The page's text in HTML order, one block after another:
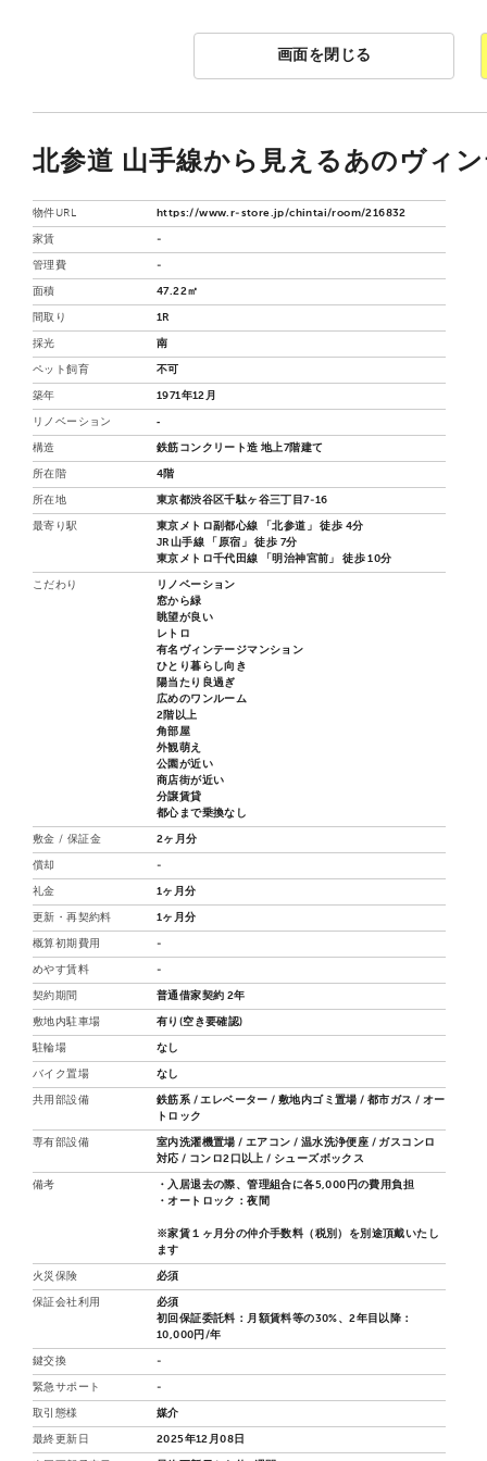
画面を閉じる
北参道 山手線から見えるあのヴィ
物件URL https://www.r-store.jp/chintai/room/216832
家賃 -
管理費 -
面積 47.22㎡
間取り 1R
採光 南
ペット飼育 不可
築年 1971年12月
リノベーション ‐
構造 鉄筋コンクリート造 地上7階建て
所在階 4階
所在地 東京都渋谷区千駄ヶ谷三丁目7-16
最寄り駅
東京メトロ副都心線 「北参道」 徒歩 4分
JR山手線 「原宿」 徒歩 7分
東京メトロ千代田線 「明治神宮前」 徒歩 10分
こだわり
リノベーション
窓から緑
眺望が良い
レトロ
有名ヴィンテージマンション
ひとり暮らし向き
陽当たり良過ぎ
広めのワンルーム
2階以上
角部屋
外観萌え
公園が近い
商店街が近い
分譲賃貸
都心まで乗換なし
敷金 / 保証金 2ヶ月分
償却 -
礼金 1ヶ月分
更新・再契約料 1ヶ月分
概算初期費用 -
めやす賃料 -
契約期間 普通借家契約 2年
敷地内駐車場 有り(空き要確認)
駐輪場 なし
バイク置場 なし
共用部設備
鉄筋系 / エレベーター / 敷地内ゴミ置場 / 都市ガス / オー
トロック
専有部設備
室内洗濯機置場 / エアコン / 温水洗浄便座 / ガスコンロ
対応 / コンロ2口以上 / シューズボックス
備考
・入居退去の際、管理組合に各5,000円の費用負担
・オートロック：夜間
※家賃１ヶ月分の仲介手数料（税別）を別途頂戴いたし
ます
火災保険 必須
保証会社利用
必須
初回保証委託料：月額賃料等の30%、2年目以降：
10,000円/年
鍵交換 -
緊急サポート -
取引態様 媒介
最終更新日 2025年12月08日